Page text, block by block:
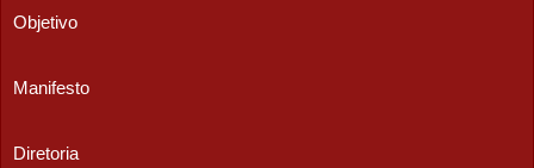
Objetivo
Manifesto
Diretoria